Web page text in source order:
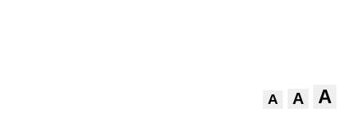
A A A